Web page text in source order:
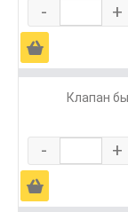
- +
Ä
Клапан
- +
Ä